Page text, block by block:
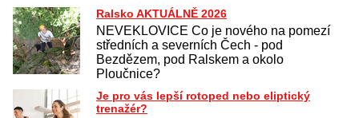
Ralsko AKTUÁLNĚ 2026
NEVEKLOVICE Co je nového na pomezí
středních a severních Čech - pod
Bezdězem, pod Ralskem a okolo
Ploučnice?
Je pro vás lepší rotoped nebo eliptický
trenažér?